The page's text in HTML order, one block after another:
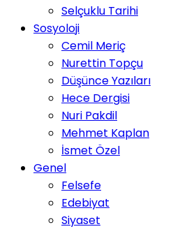
Selçuklu Tarihi
Sosyoloji
Cemil Meriç
Nurettin Topçu
Düşünce Yazıları
Hece Dergisi
Nuri Pakdil
Mehmet Kaplan
İsmet Özel
Genel
Felsefe
Edebiyat
Siyaset